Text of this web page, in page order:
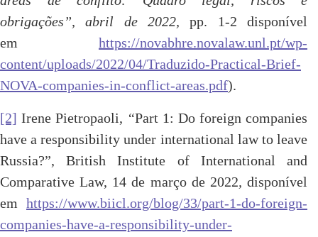
obrigações”, abril de 2022,pp. 1-2 disponível
em https://novabhre.novalaw.unl.pt/wp-
content/uploads/2022/04/Traduzido-Practical-Brief-
NOVA-companies-in-conflict-areas.pdf).
[2] Irene Pietropaoli, “Part 1: Do foreign companies
have a responsibility under international law to leave
Russia?”, British Institute of International and
Comparative Law, 14 de março de 2022,disponível
em https://www.biicl.org/blog/33/part-1-do-foreign-
companies-have-a-responsibility-under-